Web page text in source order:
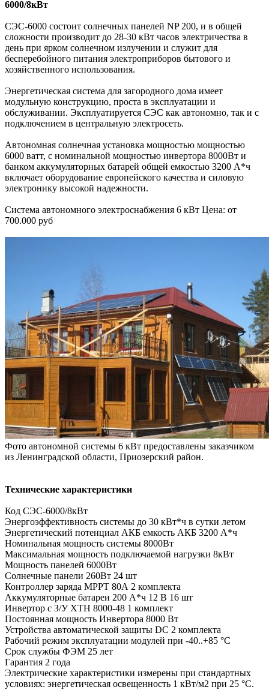
6000/8кВт
СЭС-6000 состоит солнечных панелей NP 200, и в общей
сложности производит до 28-30 кВт часов электричества в
день при ярком солнечном излучении и служит для
бесперебойного питания электроприборов бытового и
хозяйственного использования.
Энергетическая система для загородного дома имеет
модульную конструкцию, проста в эксплуатации и
обслуживании. Эксплуатируется СЭС как автономно, так и с
подключением в центральную электросеть.
Автономная солнечная установка мощностью мощностью
6000 ватт, с номинальной мощностью инвертора 8000Вт и
банком аккумуляторных батарей общей емкостью 3200 А*ч
включает оборудование европейского качества и силовую
электронику высокой надежности.
Система автономного электроснабжения 6 кВт Цена: от
700.000 руб
Фото автономной системы 6 кВт предоставлены заказчиком
из Ленинградской области, Приозерский район.
Технические характеристики
Код СЭС-6000/8кВт
Энергоэффективность системы до 30 кВт*ч в сутки летом
Энергетический потенциал АКБ емкость АКБ 3200 А*ч
Номинальная мощность системы 8000Вт
Максимальная мощность подключаемой нагрузки 8кВт
Мощность панелей 6000Вт
Солнечные панели 260Вт 24 шт
Контроллер заряда MPPT 80А 2 комплекта
Аккумуляторные батареи 200 А*ч 12 В 16 шт
Инвертор c З/У XTH 8000-48 1 комплект
Постоянная мощность Инвертора 8000 Вт
Устройства автоматической защиты DC 2 комплекта
Рабочий режим эксплуатации модулей при -40..+85 °С
Срок службы ФЭМ 25 лет
Гарантия 2 года
Электрические характеристики измерены при стандартных
условиях: энергетическая освещенность 1 кВт/м2 при 25 °С.